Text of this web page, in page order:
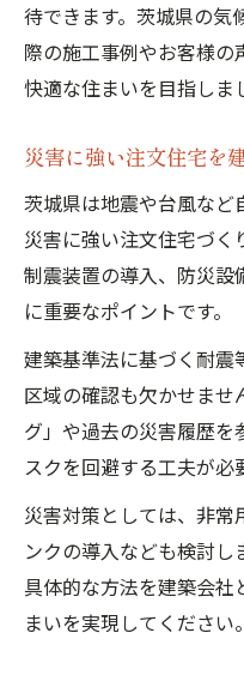
待できます。茨城県の気
際の施工事例やお客様
快適な住まいを目指しま
災害に強い注文住宅を
茨城県は地震や台風など
災害に強い注文住宅づく
制震装置の導入、防災設
に重要なポイントです。
建築基準法に基づく耐震
区域の確認も欠かせませ
グ」や過去の災害履歴を
スクを回避する工夫が必
災害対策としては、非常
ンクの導入なども検討
具体的な方法を建築会
まいを実現してください。